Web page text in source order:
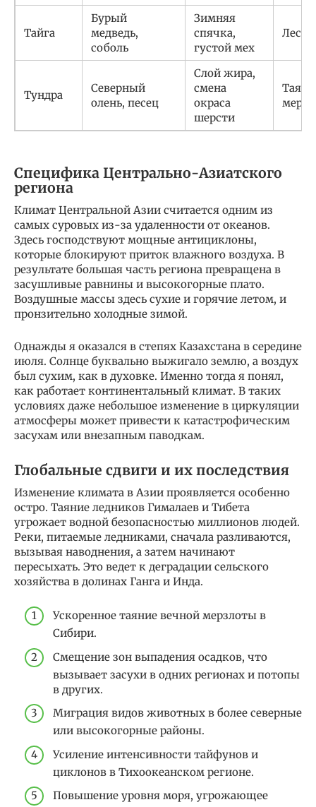
Тайга
Бурый
медведь,
соболь
Зимняя
спячка,
густой мех
Тундра
Северный
олень, песец
Слой жира,
смена
окраса
шерсти
Специфика Центрально-Азиатского
региона
Климат Центральной Азии считается одним из
самых суровых из-за удаленности от океанов.
Здесь господствуют мощные антициклоны,
которые блокируют приток влажного воздуха. В
результате большая часть региона превращена в
засушливые равнины и высокогорные плато.
Воздушные массы здесь сухие и горячие летом, и
пронзительно холодные зимой.
Однажды я оказался в степях Казахстана в середине
июля. Солнце буквально выжигало землю, а воздух
был сухим, как в духовке. Именно тогда я понял,
как работает континентальный климат. В таких
условиях даже небольшое изменение в циркуляции
атмосферы может привести к катастрофическим
засухам или внезапным паводкам.
Глобальные сдвиги и их последствия
Изменение климата в Азии проявляется особенно
остро. Таяние ледников Гималаев и Тибета
угрожает водной безопасностью миллионов людей.
Реки, питаемые ледниками, сначала разливаются,
вызывая наводнения, а затем начинают
пересыхать. Это ведет к деградации сельского
хозяйства в долинах Ганга и Инда.
Ускоренное таяние вечной мерзлоты в
Сибири.
Смещение зон выпадения осадков, что
вызывает засухи в одних регионах и потопы
в других.
Миграция видов животных в более северные
или высокогорные районы.
Усиление интенсивности тайфунов и
циклонов в Тихоокеанском регионе.
Повышение уровня моря, угрожающее